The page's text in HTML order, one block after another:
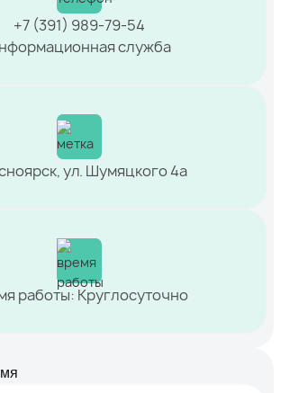
+7 (391) 989-79-54
служба
ул. Шумяцкого 4а
работы: Круглосуточно